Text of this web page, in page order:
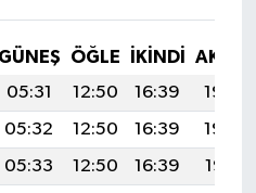
GÜNEŞ ÖĞLE İKINDI
05:31 12:50 16:39
19:59
05:32 12:50 16:39
19:59
05:33 12:50 16:39
19:58